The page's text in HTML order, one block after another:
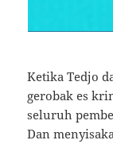
Ketika Tedjo
gerobak es
seluruh
Dan